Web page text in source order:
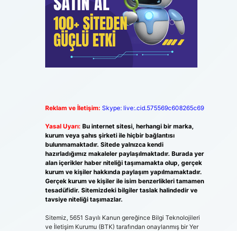
Reklam ve İletişim: Skype: live:.cid.575569c608265c69
Yasal Uyarı: Bu internet sitesi, herhangi bir marka,
kurum veya şahıs şirketi ile hiçbir bağlantısı
bulunmamaktadır. Sitede yalnızca kendi
hazırladığımız makaleler paylaşılmaktadır. Burada yer
alan içerikler haber niteliği taşımamakta olup, gerçek
kurum ve kişiler hakkında paylaşım yapılmamaktadır.
Gerçek kurum ve kişiler ile isim benzerlikleri tamamen
tesadüfidir. Sitemizdeki bilgiler taslak halindedir ve
tavsiye niteliği taşımazlar.
Sitemiz, 5651 Sayılı Kanun gereğince Bilgi Teknolojileri
ve İletişim Kurumu (BTK) tarafından onaylanmış bir Yer